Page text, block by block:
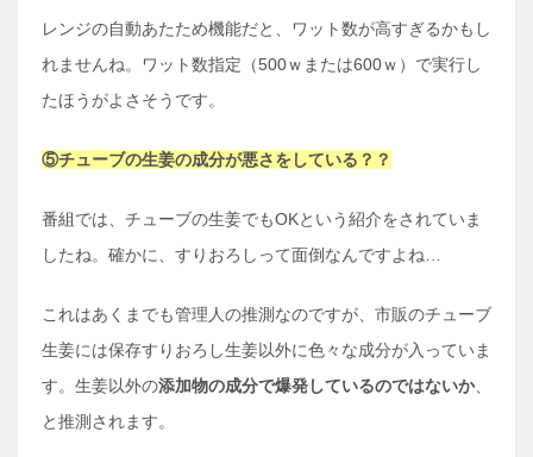
レンジの自動あたため機能だと、ワット数が高すぎるかもし
れませんね。ワット数指定（500ｗまたは600ｗ）で実行し
たほうがよさそうです。
⑤チューブの生姜の成分が悪さをしている？？
番組では、チューブの生姜でもOKという紹介をされていま
したね。確かに、すりおろしって面倒なんですよね…
これはあくまでも管理人の推測なのですが、市販のチューブ
生姜には保存すりおろし生姜以外に色々な成分が入っていま
す。生姜以外の添加物の成分で爆発しているのではないか、
と推測されます。